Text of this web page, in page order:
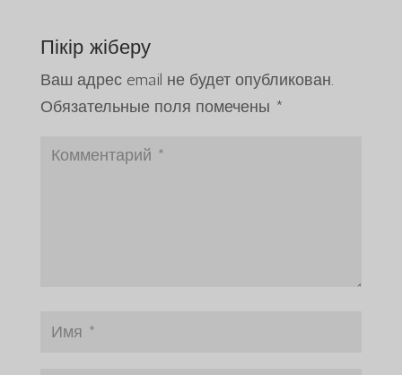
Пікір жіберу
Ваш адрес email не будет опубликован.
Обязательные поля помечены *
Türkçe
Azərbaycan dili